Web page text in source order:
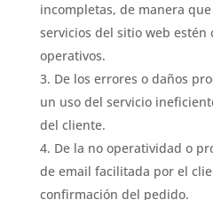
incompletas, de manera
servicios del sitio web estén
operativos.
De los errores o daños
un uso del servicio
del cliente.
De la no operatividad o
de email facilitada por el
confirmación del pedido.